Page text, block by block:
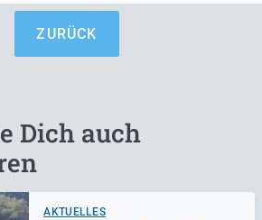
ZURÜCK
Dich auch
AKTUELLES